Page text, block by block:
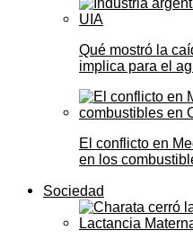
Qué mostró la
implica para el
El conflicto en
en los
Sociedad